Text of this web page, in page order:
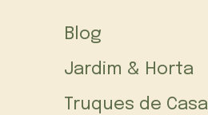
Blog
Jardim & Horta
Truques de Casa